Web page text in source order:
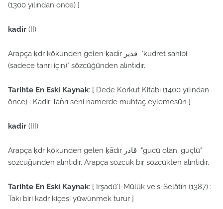
(1300 yılından önce) ]
kadir (II)
Arapça ḳdr kökünden gelen ḳadīr قدير "kudret sahibi
(sadece tanrı için)" sözcüğünden alıntıdır.
Tarihte En Eski Kaynak: [ Dede Korkut Kitabı (1400 yılından
önce) : Kadir Tañrı seni namerde muhtaç eylemesün ]
kadir (III)
Arapça ḳdr kökünden gelen ḳādir قادر "gücü olan, güçlü"
sözcüğünden alıntıdır. Arapça sözcük bir sözcükten alıntıdır.
Tarihte En Eski Kaynak: [ İrşadü'l-Mülûk ve's-Selâtîn (1387) :
Takı biri kadr kiçesi yüwünmek turur ]